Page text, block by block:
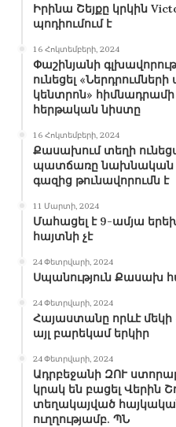
Իրինա Շեյքը կրկին
պոդիումում է
16 Հոկտեմբերի, 2024
Փաշինյանի
ունեցել
կենտրոն»
հերթական նիստը
16 Հոկտեմբերի, 2024
Քասախում տեղի
պատճառը նախնական
գազից թունավորումն է
11 Մարտի, 2024
Մահացել է 9-ամյա
հայտնի չէ
24 Փետրվարի, 2024
Սպանություն Քասախ
24 Փետրվարի, 2024
Հայաստանը որևէ մեկի
այլ բարեկամ երկիր
24 Փետրվարի, 2024
Ադրբեջանի ԶՈՒ
կրակ են բացել Վերին
տեղակայված
ուղղությամբ. ՊՆ